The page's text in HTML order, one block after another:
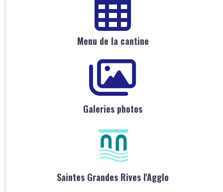
Menu de la cantine
Galeries photos
Saintes Grandes Rives l'Agglo